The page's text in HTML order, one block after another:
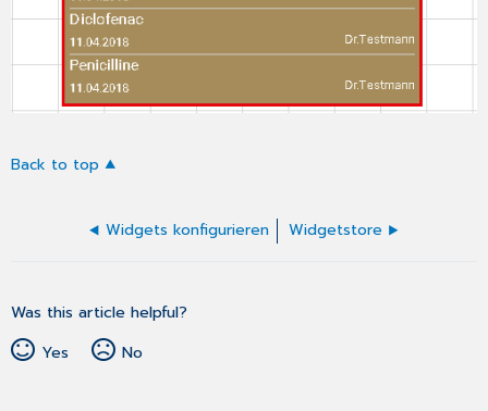
Back to top
Widgets konfigurieren Widgetstore
Was this article helpful?
Yes
No